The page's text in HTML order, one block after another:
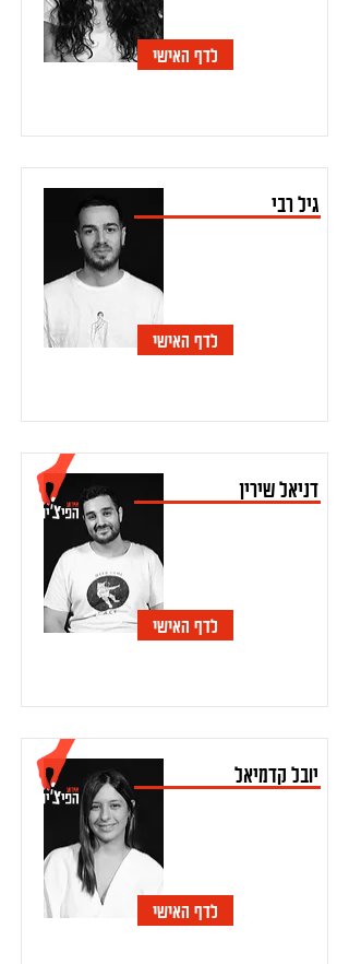
לדף האישי
גיל רבי
לדף האישי
דניאל שירין
לדף האישי
יובל קדמיאל
לדף האישי